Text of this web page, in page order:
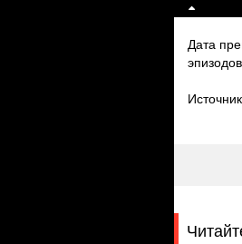
Дата